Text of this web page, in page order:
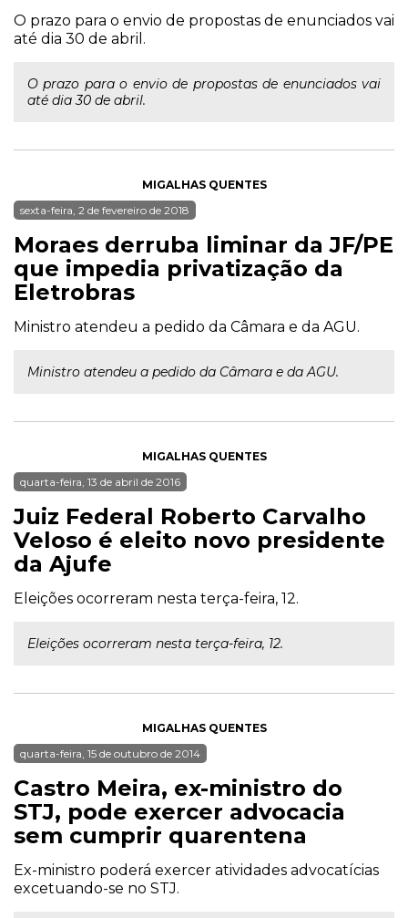
O prazo para o envio de propostas de enunciados vai
até dia 30 de abril.
O prazo para o envio de propostas de enunciados vai
até dia 30 de abril.
MIGALHAS QUENTES
sexta-feira, 2 de fevereiro de 2018
Moraes derruba liminar da JF/PE
que impedia privatização da
Eletrobras
Ministro atendeu a pedido da Câmara e da AGU.
Ministro atendeu a pedido da Câmara e da AGU.
MIGALHAS QUENTES
quarta-feira, 13 de abril de 2016
Juiz Federal Roberto Carvalho
Veloso é eleito novo presidente
da Ajufe
Eleições ocorreram nesta terça-feira, 12.
Eleições ocorreram nesta terça-feira, 12.
MIGALHAS QUENTES
quarta-feira, 15 de outubro de 2014
Castro Meira, ex-ministro do
STJ, pode exercer advocacia
sem cumprir quarentena
Ex-ministro poderá exercer atividades advocatícias
excetuando-se no STJ.